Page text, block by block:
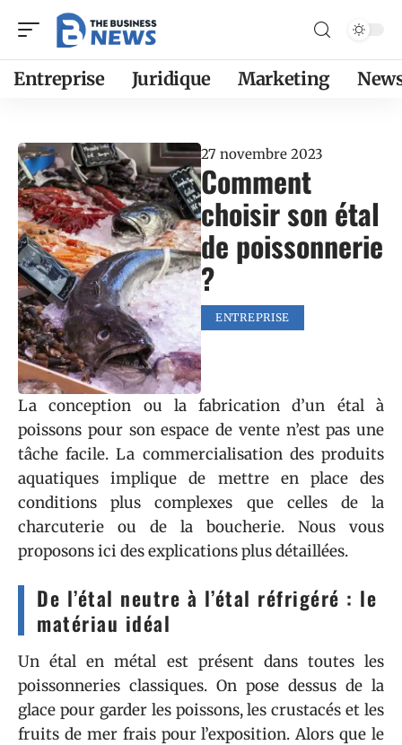
Entreprise Juridique Marketing
27 novembre 2023
Comment
choisir son étal
de poissonnerie
?
ENTREPRISE
La conception ou la fabrication d’un étal à
poissons pour son espace de vente n’est pas une
tâche facile. La commercialisation des produits
aquatiques implique de mettre en place des
conditions plus complexes que celles de la
charcuterie ou de la boucherie. Nous vous
proposons ici des explications plus détaillées.
De l’étal neutre à l’étal réfrigéré : le
matériau idéal
Un étal en métal est présent dans toutes les
poissonneries classiques. On pose dessus de la
glace pour garder les poissons, les crustacés et les
fruits de mer frais pour l’exposition. Alors que le